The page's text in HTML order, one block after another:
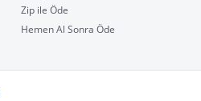
Zip ile Öde
Hemen Al Sonra Öde